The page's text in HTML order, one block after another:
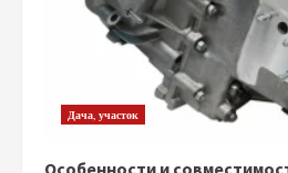
Дача, участок
Особенности и